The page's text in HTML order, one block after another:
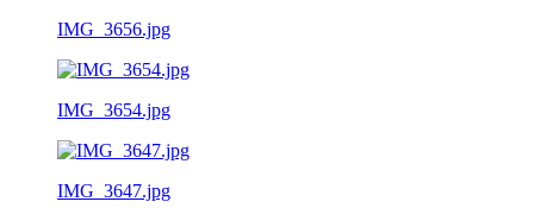
IMG_3656.jpg
IMG_3654.jpg
IMG_3647.jpg